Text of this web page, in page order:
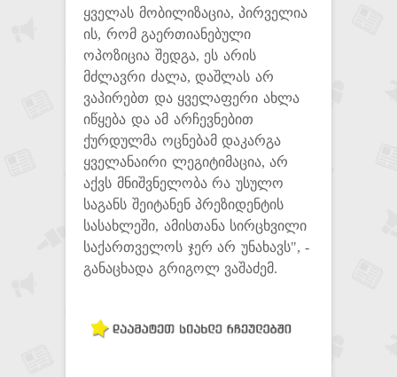
ყველას მობილიზაცია, პირველია
ის, რომ გაერთიანებული
ოპოზიცია შედგა, ეს არის
მძლავრი ძალა, დაშლას არ
ვაპირებთ და ყველაფერი ახლა
იწყება და ამ არჩევნებით
ქურდულმა ოცნებამ დაკარგა
ყველანაირი ლეგიტიმაცია, არ
აქვს მნიშვნელობა რა უსულო
საგანს შეიტანენ პრეზიდენტის
სასახლეში, ამისთანა სირცხვილი
საქართველოს ჯერ არ უნახავს", -
განაცხადა გრიგოლ ვაშაძემ.